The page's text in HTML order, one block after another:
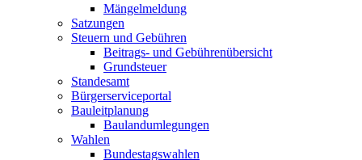
Mängelmeldung
Satzungen
Steuern und Gebühren
Beitrags- und Gebührenübersicht
Grundsteuer
Standesamt
Bürgerserviceportal
Bauleitplanung
Baulandumlegungen
Wahlen
Bundestagswahlen